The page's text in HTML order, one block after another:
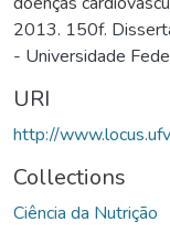
2013. 150f.
- Universidade
URI
http://
Collections
Ciência da Nutrição